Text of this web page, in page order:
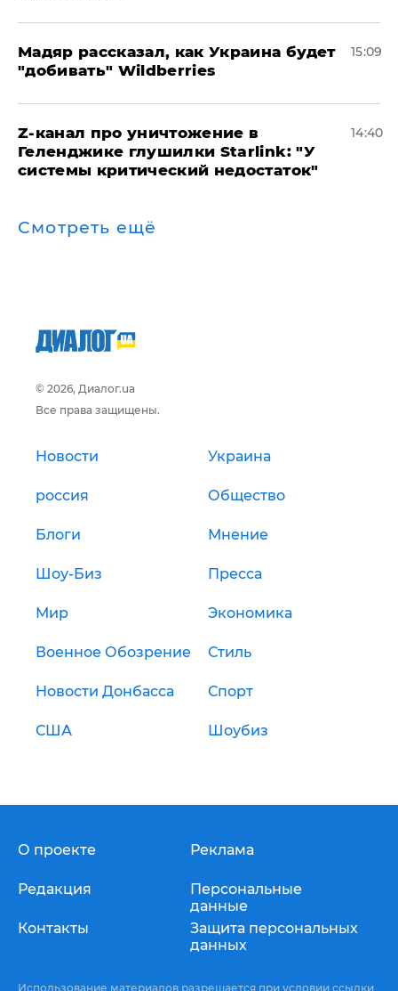
Мадяр рассказал, как Украина будет
"добивать" Wildberries
15:09
Z-канал про уничтожение в
Геленджике глушилки Starlink: "У
системы критический недостаток"
14:40
Смотреть ещё
© 2026, Диалог.ua
Все права защищены.
Новости Украина
россия Общество
Блоги Мнение
Шоу-Биз Пресса
Мир Экономика
Военное Обозрение Стиль
Новости Донбасса Спорт
США Шоубиз
О проекте
Редакция
Контакты
Реклама
Персональные
данные
Защита персональных
данных
Использование материалов разрешается при условии ссылки